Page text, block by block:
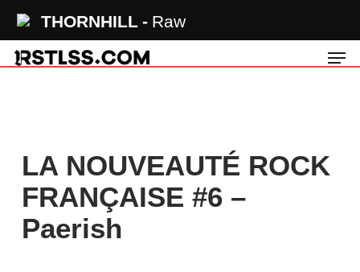
THORNHILL Raw
main
LA NOUVEAUTÉ ROCK
FRANÇAISE #6 –
Paerish